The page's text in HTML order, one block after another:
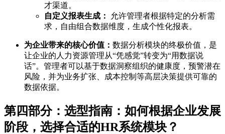
才渠道。
自定义报表生成：
允许管理者根据特定的分析需
求，自由组合数据维度，生成个性化报表。
为企业带来的核心价值： 数据分析模块的终极价值，是
让企业的人力资源管理从“凭感觉”转变为“用数据说
话”。管理者可以基于数据洞察组织的健康度，预警潜在
风险，并为业务扩张、成本控制等高层决策提供可靠的
数据依据。
第四部分：选型指南：如何根据企业发展
阶段，选择合适的HR系统模块？